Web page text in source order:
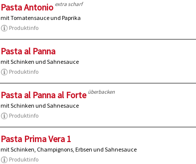
Pasta Antonio extra scharf
mit Tomatensauce und Paprika
Produktinfo
Pasta al Panna
mit Schinken und Sahnesauce
Produktinfo
Pasta al Panna al Forte überbacken
mit Schinken und Sahnesauce
Produktinfo
Pasta Prima Vera 1
mit Schinken, Champignons, Erbsen und Sahnesauce
Produktinfo